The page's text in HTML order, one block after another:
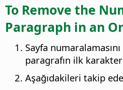
To Remove the
Paragraph in an
Sayfa
paragrafın ilk
Aşağıdakileri takip